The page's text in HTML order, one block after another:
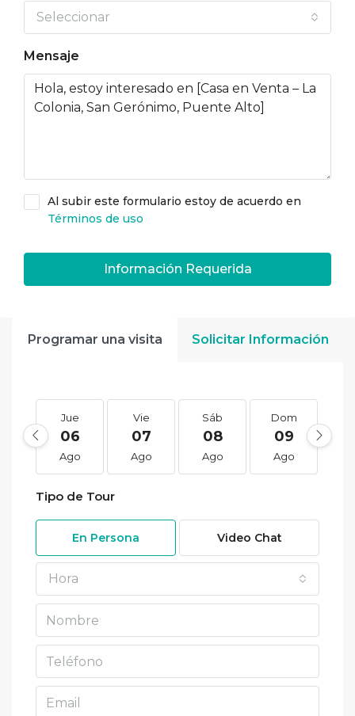
Seleccionar
Mensaje
Al subir este formulario estoy de acuerdo en
Términos de uso
Información Requerida
Programar una visita Solicitar Información
Jue
06
Ago
Vie
07
Ago
Sáb
08
Ago
Dom
09
Ago
Tipo de Tour
En Persona Video Chat
Hora